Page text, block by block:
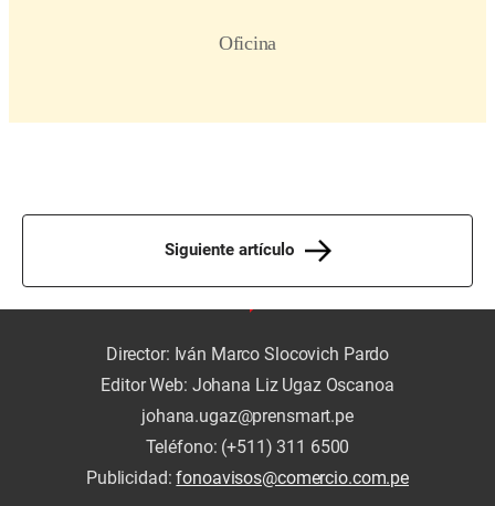
Siguiente artículo
Director: Iván Marco Slocovich Pardo
Editor Web: Johana Liz Ugaz Oscanoa
johana.ugaz@prensmart.pe
Teléfono: (+511) 311 6500
Publicidad:fonoavisos@comercio.com.pe